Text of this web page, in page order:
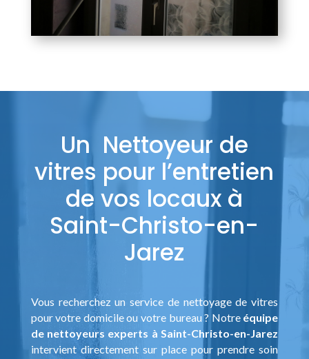
Un Nettoyeur de
vitres pour l’entretien
de vos locaux à
Saint-Christo-en-
Jarez
Vous recherchez un service de nettoyage de vitres
pour votre domicile ou votre bureau ? Notre équipe
de nettoyeurs experts à Saint-Christo-en-Jarez
intervient directement sur place pour prendre soin